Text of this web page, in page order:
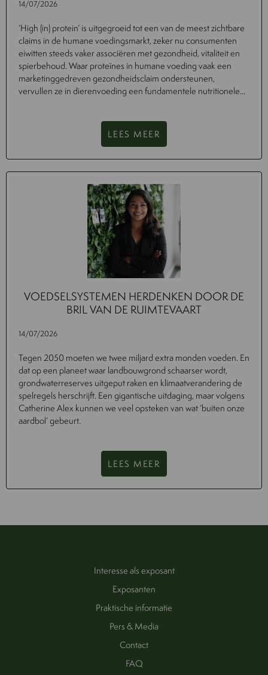
14/07/2026
‘High (in) protein’ is uitgegroeid tot een van de meest zichtbare
claims in de humane voedingsmarkt, zeker nu consumenten
eiwitten steeds vaker associëren met gezondheid, vitaliteit en
spierbehoud. Waar proteïnes in humane voeding vaak een
marketinggedreven gezondheidsclaim ondersteunen,
vervullen ze in dierenvoeding een fundamentele nutritionele...
LEES MEER
VOEDSELSYSTEMEN HERDENKEN DOOR DE
BRIL VAN DE RUIMTEVAART
14/07/2026
Tegen 2050 moeten we twee miljard extra monden voeden. En
dat op een planeet waar landbouwgrond schaarser wordt,
grondwaterreserves uitgeput raken en klimaatverandering de
spelregels herschrijft. Een gigantische uitdaging, maar volgens
Catherine Alex kunnen we veel opsteken van wat ‘buiten onze
aardbol’ gebeurt.
LEES MEER
Interesse als exposant
Exposanten
Praktische informatie
Pers & Media
Contact
FAQ